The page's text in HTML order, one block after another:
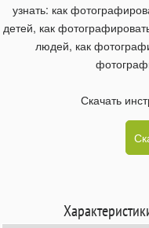
узнать: как
детей, как
людей, как
Скачать